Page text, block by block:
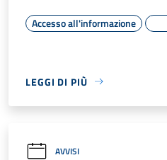
Accesso all'informazione
LEGGI DI PIÙ
AVVISI